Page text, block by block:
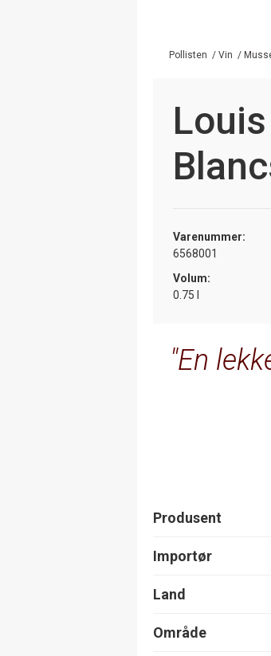
Pollisten / Vin /
Varenummer:
6568001
Volum:
0.75 l
En
Produsent
Importør
Land
Område